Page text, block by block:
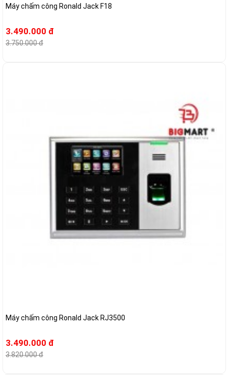
Máy chấm công Ronald Jack F18
3.490.000 đ
3.750.000 đ
Máy chấm công Ronald Jack RJ3500
3.490.000 đ
3.820.000 đ